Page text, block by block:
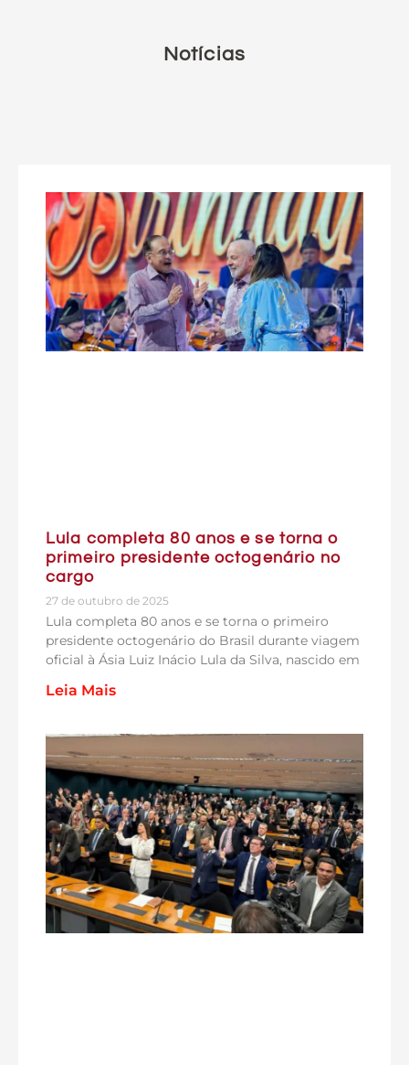
Notícias
Lula completa 80 anos e se torna o
primeiro presidente octogenário no
cargo
27 de outubro de 2025
Lula completa 80 anos e se torna o primeiro
presidente octogenário do Brasil durante viagem
oficial à Ásia Luiz Inácio Lula da Silva, nascido em
Leia Mais